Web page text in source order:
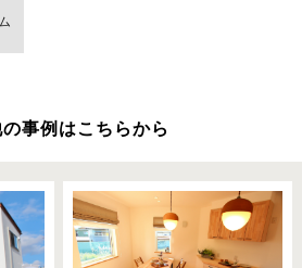
事例はこちらから